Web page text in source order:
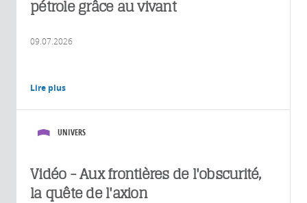
pétrole grâce au vivant
09.07.2026
Lire plus
UNIVERS
Vidéo - Aux frontières de l'obscurité,
la quête de l'axion